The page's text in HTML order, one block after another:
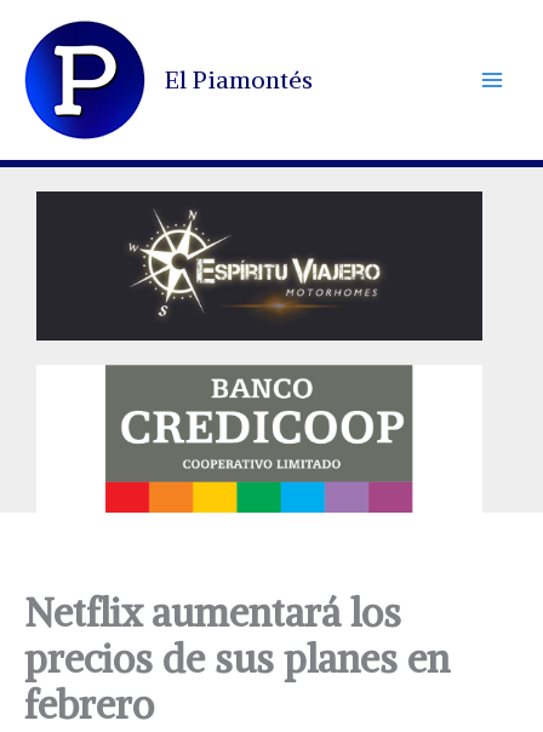
contenido
El Piamontés
Netflix aumentará los
precios de sus planes en
febrero